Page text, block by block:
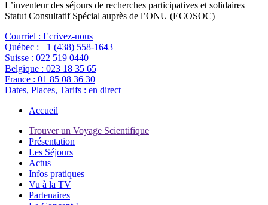
L’inventeur des séjours de recherches participatives et solidaires
Statut Consultatif Spécial auprès de l’ONU (ECOSOC)
Courriel : Ecrivez-nous
Québec : +1 (438) 558-1643
Suisse : 022 519 0440
Belgique : 023 18 35 65
France : 01 85 08 36 30
Dates, Places, Tarifs : en direct
Accueil
Trouver un Voyage Scientifique
Présentation
Les Séjours
Actus
Infos pratiques
Vu à la TV
Partenaires